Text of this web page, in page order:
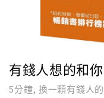
有錢人想的和
5分鐘, 換一顆有錢人